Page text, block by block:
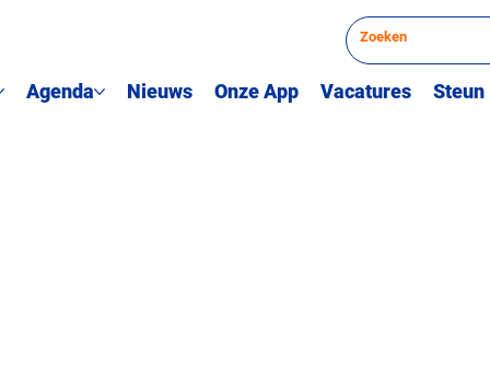
Agenda Nieuws Onze App Vacatures Steun